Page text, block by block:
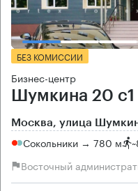
БЕЗ КОМИССИИ
Бизнес-центр
Шумкина 20 с1
Москва, улица
Сокольники → 780 м ~
Восточный